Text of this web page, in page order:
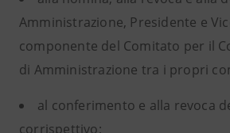
Amministrazione, Presidente e
componente del Comitato per il
di Amministrazione tra i propri
al conferimento e alla revoca
corrispettivo;